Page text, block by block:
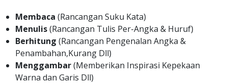
Membaca (Rancangan Suku Kata)
Menulis(Rancangan Tulis Per-Angka & Huruf)
Berhitung (Rancangan Pengenalan Angka &
Penambahan,Kurang Dll)
Menggambar(Memberikan Inspirasi Kepekaan
Warna dan Garis Dll)